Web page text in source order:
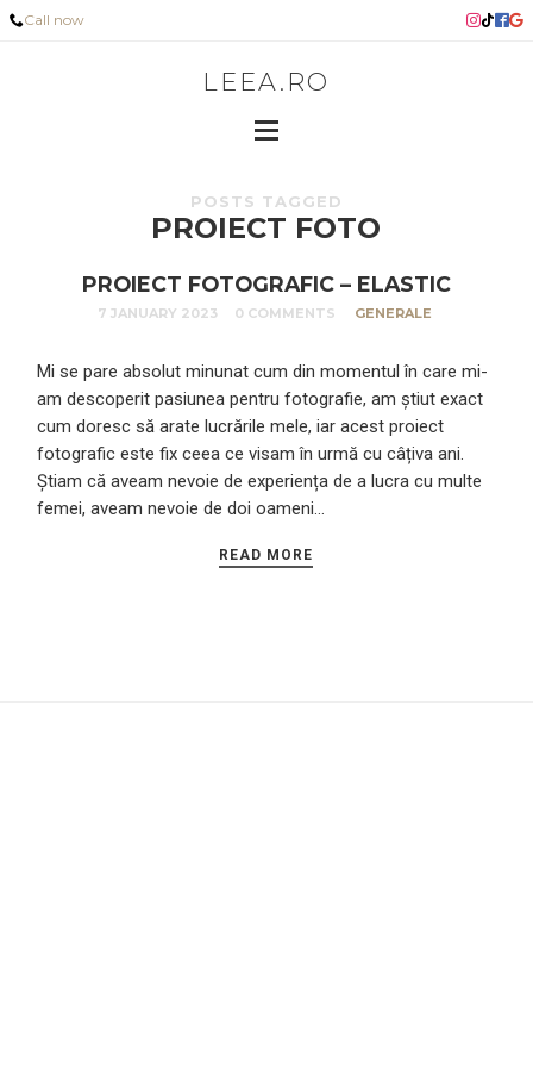
Call now
LEEA.RO
POSTS TAGGED
PROIECT FOTO
PROIECT FOTOGRAFIC – ELASTIC
7 JANUARY 2023 0 COMMENTS GENERALE
Mi se pare absolut minunat cum din momentul în care mi-
am descoperit pasiunea pentru fotografie, am știut exact
cum doresc să arate lucrările mele, iar acest proiect
fotografic este fix ceea ce visam în urmă cu câțiva ani.
Știam că aveam nevoie de experiența de a lucra cu multe
femei, aveam nevoie de doi oameni…
READ MORE